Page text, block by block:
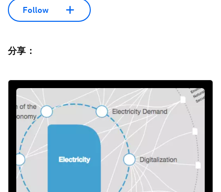
Follow
分享：